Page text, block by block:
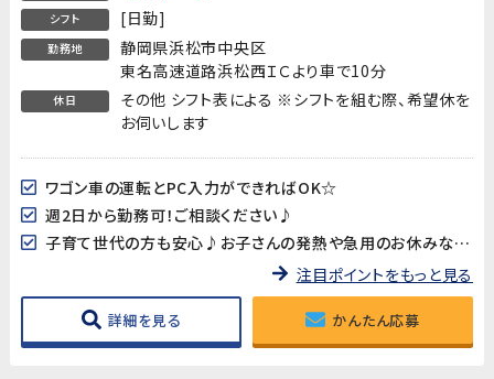
シフト [日勤]
勤務地
静岡県浜松市中央区
東名高速道路浜松西ＩＣより車で10分
休日
その他 シフト表による ※シフトを組む際、希望休を
お伺いします
ワゴン車の運転とPC入力ができればOK☆
週2日から勤務可！ご相談ください♪
子育て世代の方も安心♪お子さんの発熱や急用のお休みなども対応いたします
注目ポイントをもっと見る
詳細を見る かんたん応募